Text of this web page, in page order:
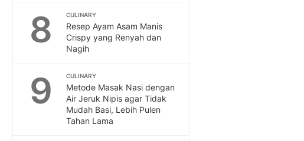
8 CULINARY
Resep Ayam Asam Manis
Crispy yang Renyah dan
Nagih
9 CULINARY
Metode Masak Nasi dengan
Air Jeruk Nipis agar Tidak
Mudah Basi, Lebih Pulen
Tahan Lama